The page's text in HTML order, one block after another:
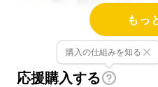
もっ
応援購入する
購入の仕組みを知る